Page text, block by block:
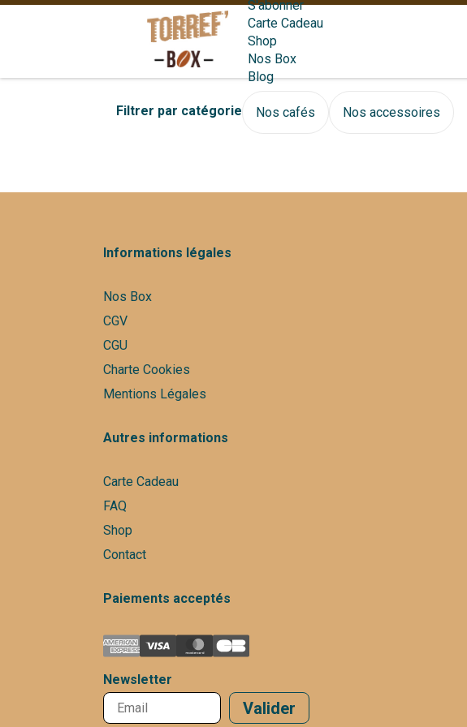
S'abonner
Carte Cadeau
Shop
Nos Box
Blog
Filtrer par catégorie Nos cafés Nos accessoires
Informations légales
Nos Box
CGV
CGU
Charte Cookies
Mentions Légales
Autres informations
Carte Cadeau
FAQ
Shop
Contact
Paiements acceptés
Newsletter
Valider